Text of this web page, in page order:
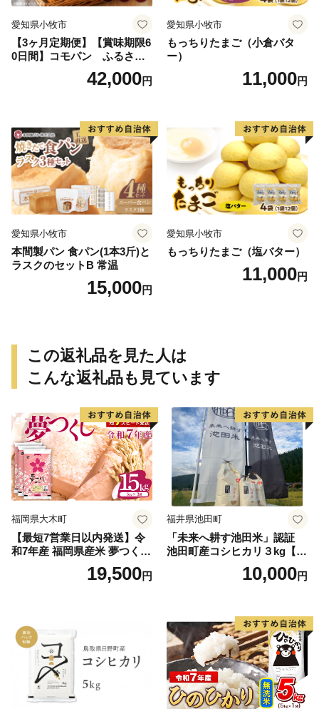
愛知県小牧市
【3ヶ月定期便】【賞味期限6
0日間】コモパン ふるさと
クロワッサンセット（計90
個）／災害用備蓄 保存食 非
42,000円
愛知県小牧市
もっちりたまご（小倉バタ
ー）
11,000円
愛知県小牧市
本間製パン 食パン(1本3斤)と
ラスクのセットB 常温
15,000円
愛知県小牧市
もっちりたまご（塩バター）
11,000円
この返礼品を見た人は
こんな返礼品も見ています
福岡県大木町
【最短7営業日以内発送】令
和7年産 福岡県産米 夢つくし
15kg 精米 ※北海道・沖縄・
19,500円
福井県池田町
「未来へ耕す池田米」認証
池田町産コシヒカリ３kg【お
1人様につき３セットまで】
10,000円